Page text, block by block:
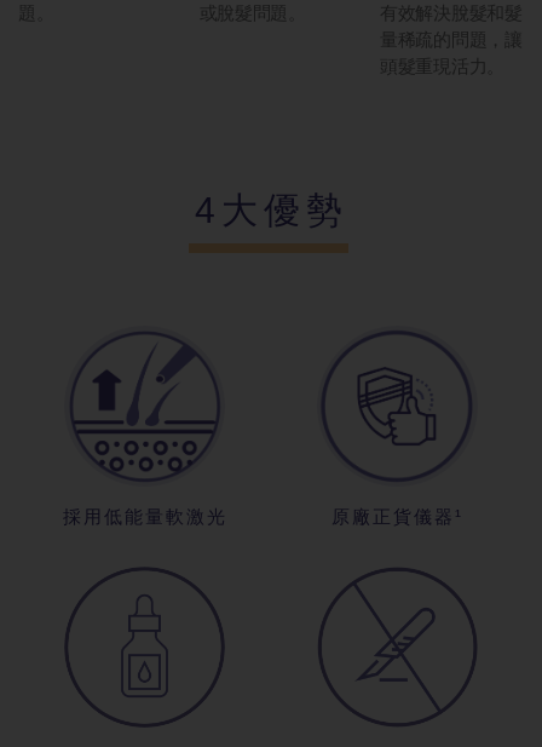
題。
或脫髮問題。
有效解決脫髮和髮
量稀疏的問題，讓
頭髮重現活力。
4大優勢
採用低能量軟 激光 原廠正貨儀器 ¹